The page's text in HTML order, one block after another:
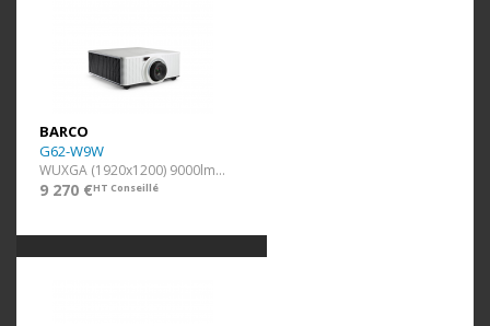
BARCO
G62-W9W
WUXGA (1920x1200) 9000lm Blanc
9 270 €HT Conseillé